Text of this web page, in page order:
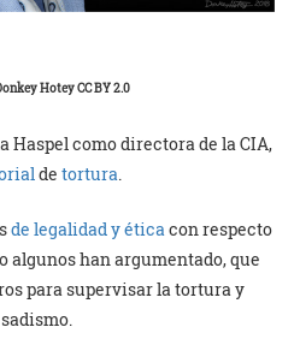
Hotey CC BY 2.0
Haspel como directora de la CIA,
de tortura.
de legalidad y éticacon respecto
algunos han argumentado, que
para supervisar la tortura y